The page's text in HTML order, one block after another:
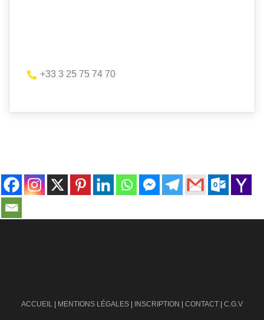
+33 3 25 75 74 70
ACCUEIL | MENTIONS LÉGALES | INSCRIPTION | CONTACT | C.G.V